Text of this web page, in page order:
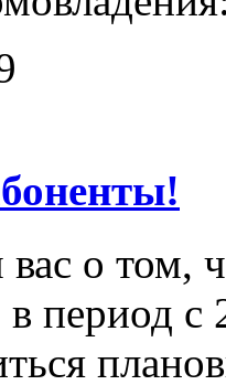
о том,
период с